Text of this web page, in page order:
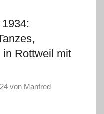
in Rottweil mit
von Manfred